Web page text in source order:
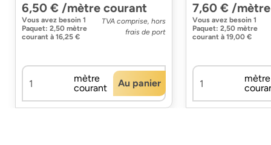
6,50 € /mètre courant
Vous avez besoin 1
Paquet: 2,50 mètre
courant à 16,25 €
TVA comprise, hors
frais de port
mètre
courant
Au panier
7,60 € /
Vous avez besoin 1
Paquet: 2,50 mètre
courant à 19,00 €
mètre